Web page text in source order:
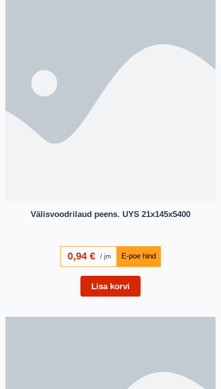
Välisvoodrilaud peens. UYS 21x145x5400
0,94 € jm
Lisa korvi